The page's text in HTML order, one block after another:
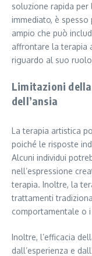
soluzione rapida per
immediato, è
ampio che può
affrontare la terapia
riguardo al suo
Limitazioni
dell’ansia
La terapia artistica
poiché le risposte
Alcuni individui
nell’espressione
terapia. Inoltre, la
trattamenti
comportamentale o
Inoltre, l’efficacia
dall’esperienza e